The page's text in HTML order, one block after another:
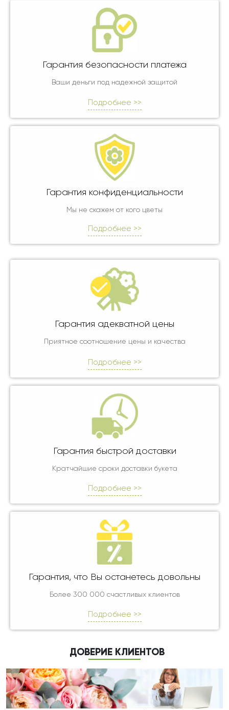
Гарантия безопасности платежа
Ваши деньги под надежной защитой
Подробнее >>
Гарантия конфиденциальности
Мы не скажем от кого цветы
Подробнее >>
Гарантия адекватной цены
Приятное соотношение цены и качества
Подробнее >>
Гарантия быстрой доставки
Кратчайшие сроки доставки букета
Подробнее >>
Гарантия, что Вы останетесь довольны
Более 300 000 счастливых клиентов
Подробнее >>
ДОВЕРИЕ КЛИЕНТОВ